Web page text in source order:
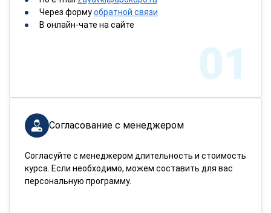
Через формуобратной связи
В онлайн-чате на сайте
01
Согласование с менеджером
Согласуйте с менеджером длительность и стоимость
курса. Если необходимо, можем составить для вас
персональную программу.